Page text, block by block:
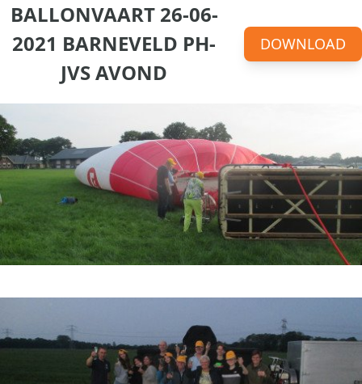
BALLONVAART 26-06-
2021 BARNEVELD PH-
JVS AVOND
DOWNLOAD